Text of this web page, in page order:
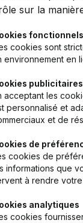
sur la
fonctionnels
cookies sont
environnement en
publicitaires
acceptant les
personnalisé et
et de
de
cookies de
informations que
à rendre
analytiques
cookies